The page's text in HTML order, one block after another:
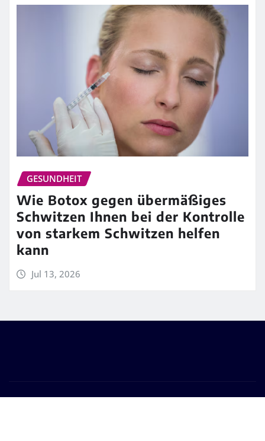
GESUNDHEIT
Wie Botox gegen übermäßiges
Schwitzen Ihnen bei der Kontrolle
von starkem Schwitzen helfen
kann
Jul 13, 2026